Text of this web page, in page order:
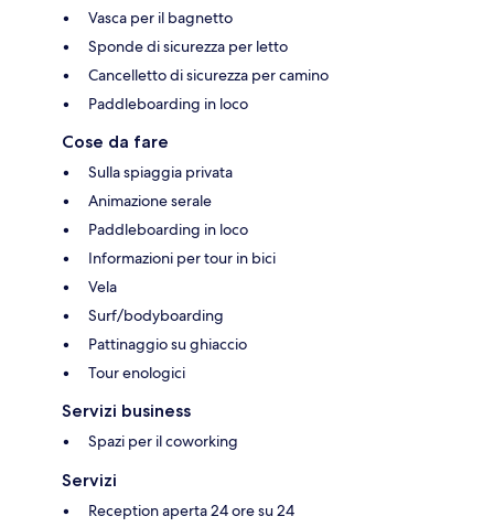
Vasca per il bagnetto
Sponde di sicurezza per letto
Cancelletto di sicurezza per camino
Paddleboarding in loco
Cose da fare
Sulla spiaggia privata
Animazione serale
Paddleboarding in loco
Informazioni per tour in bici
Vela
Surf/bodyboarding
Pattinaggio su ghiaccio
Tour enologici
Servizi business
Spazi per il coworking
Servizi
Reception aperta 24 ore su 24